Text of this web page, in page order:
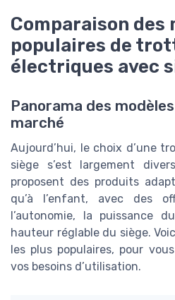
Comparaison des
populaires de
électriques avec
Panorama des
marché
Aujourd’hui, le choix d’une
siège s’est largement
proposent des produits
qu’à l’enfant, avec des
l’autonomie, la puissance
hauteur réglable du siège.
les plus populaires, pour
vos besoins d’utilisation.